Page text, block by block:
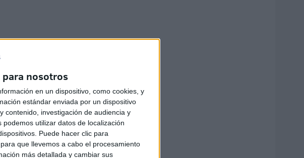
nosotros
en un dispositivo, como cookies, y
estándar enviada por un dispositivo
contenido, investigación de audiencia y
utilizar datos de localización
Puede hacer clic para
que llevemos a cabo el procesamiento
más detallada y cambiar sus
el Gobierno
la propia